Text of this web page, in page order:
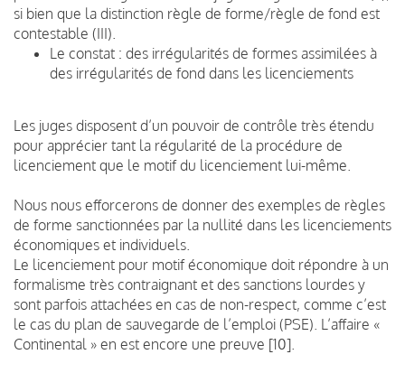
si bien que la distinction règle de forme/règle de fond est
contestable (III).
Le constat : des irrégularités de formes assimilées à
des irrégularités de fond dans les licenciements
Les juges disposent d’un pouvoir de contrôle très étendu
pour apprécier tant la régularité de la procédure de
licenciement que le motif du licenciement lui-même.
Nous nous efforcerons de donner des exemples de règles
de forme sanctionnées par la nullité dans les licenciements
économiques et individuels.
Le licenciement pour motif économique doit répondre à un
formalisme très contraignant et des sanctions lourdes y
sont parfois attachées en cas de non-respect, comme c’est
le cas du plan de sauvegarde de l’emploi (PSE). L’affaire «
Continental » en est encore une preuve [10].